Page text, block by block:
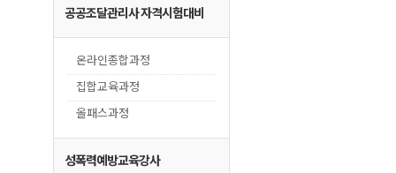
공공조달관리사 자격시험대비
온라인종합과정
집합교육과정
올패스과정
성폭력예방교육강사